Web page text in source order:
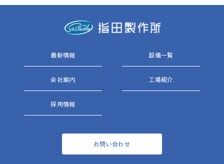
最新情報 設備一覧
会社案内 工場紹介
採用情報
お問い合わせ